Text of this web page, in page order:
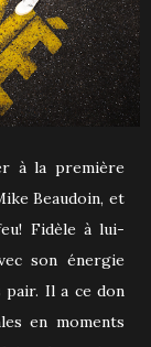
à la première
Beaudoin, et
Fidèle à lui-
son énergie
Il a ce don
en moments